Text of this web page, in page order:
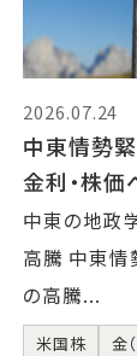
2026.07.24
中東情勢
金利・株
中東の地政
高騰 中東情
の高騰...
米国株 金